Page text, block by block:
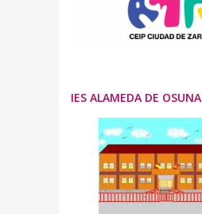
IES ALAMEDA DE OSUNA